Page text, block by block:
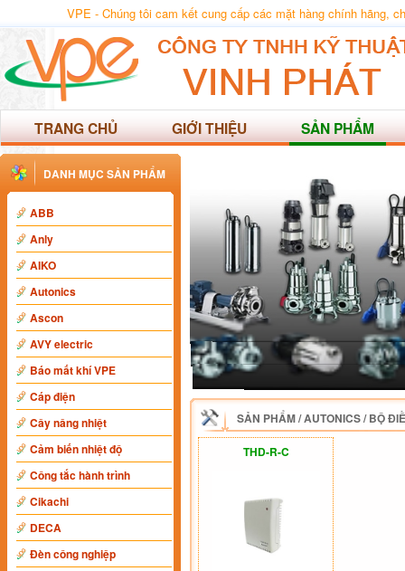
VPE - Chúng tôi cam kết cung cấp các mặt hàng chính hãng,
TRANG CHỦ GIỚI THIỆU SẢN PHẨM
DANH MỤC SẢN PHẨM
ABB
Anly
AIKO
Autonics
Ascon
AVY electric
Báo mất khí VPE
Cáp điện
Cây nâng nhiệt
Cảm biến nhiệt độ
Công tắc hành trình
Cikachi
DECA
Đèn công nghiệp
SẢN PHẨM/AUTONICS/BỘ
THD-R-C